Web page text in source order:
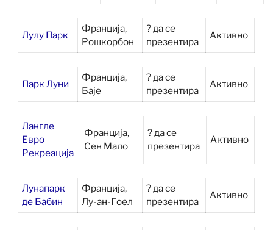
Лулу Парк
Франција,
Рошкорбон
? да се
презентира
Активно
Парк Луни
Франција,
Баје
? да се
презентира
Активно
Лангле
Евро
Рекреација
Франција,
Сен Мало
? да се
презентира
Активно
Лунапарк
де Бабин
Франција,
Лу-ан-Гоел
? да се
презентира
Активно